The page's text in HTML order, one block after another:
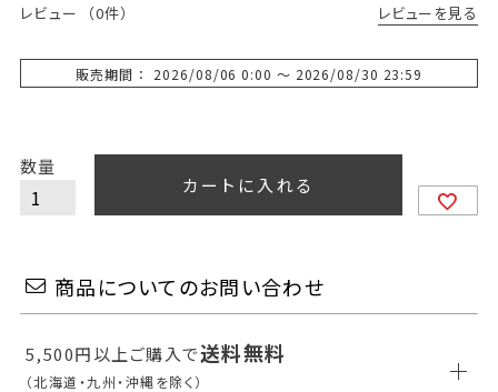
レビュー （0件） レビューを見る
販売期間 2026/08/06 0:00 〜 2026/08/30 23:59
カートに入れる
商品についてのお問い合わせ
5,500円以上ご購入で送料無料
（北海道・九州・沖縄を除く）